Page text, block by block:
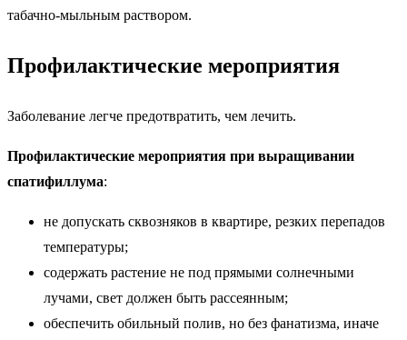
табачно-мыльным раствором.
Профилактические мероприятия
Заболевание легче предотвратить, чем лечить.
Профилактические мероприятия при выращивании
спатифиллума:
не допускать сквозняков в квартире, резких перепадов
температуры;
содержать растение не под прямыми солнечными
лучами, свет должен быть рассеянным;
обеспечить обильный полив, но без фанатизма, иначе